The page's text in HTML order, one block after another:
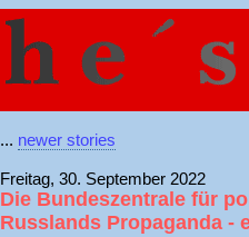
... newer stories
Freitag, 30. September 2022
Die Bundeszentrale für
Russlands Propaganda -